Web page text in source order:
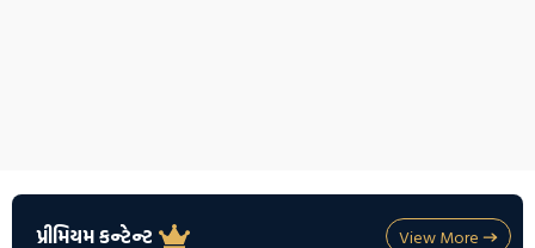
પ્રીમિયમ કન્ટેન્ટ View More